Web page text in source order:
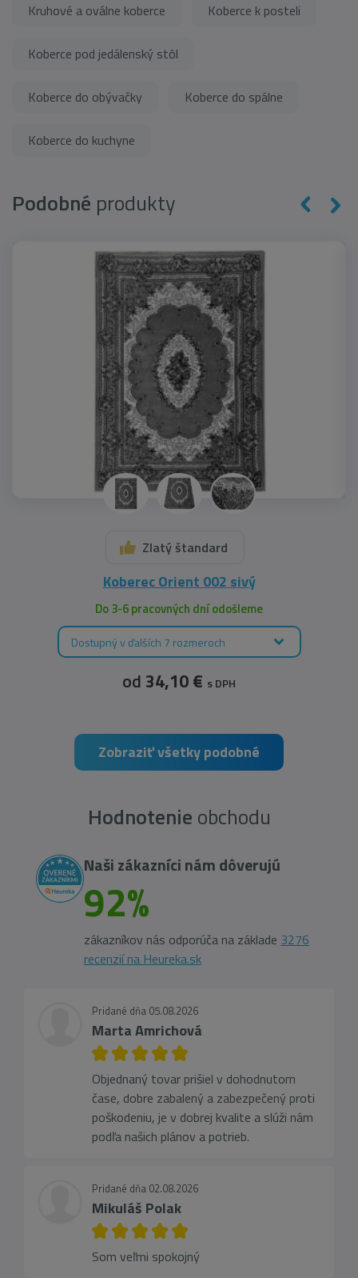
Kruhové a oválne koberce Koberce k posteli
Koberce pod jedálenský stôl
Koberce do obývačky Koberce do spálne
Koberce do kuchyne
Podobné produkty
Zlatý štandard
Koberec Orient 002 sivý
Do 3-6 pracovných dní odošleme
Dostupný v ďalších 7 rozmeroch
od 34,10 € s DPH
Zobraziť všetky podobné
Hodnotenie obchodu
Naši zákazníci nám dôverujú
92%
zákazníkov nás odporúča na základe 3276
recenzií na Heureka.sk
Pridané dňa 05.08.2026
Marta Amrichová
Objednaný tovar prišiel v dohodnutom
čase, dobre zabalený a zabezpečený proti
poškodeniu, je v dobrej kvalite a slúži nám
podľa našich plánov a potrieb.
Pridané dňa 02.08.2026
Mikuláš Polak
Som veľmi spokojný